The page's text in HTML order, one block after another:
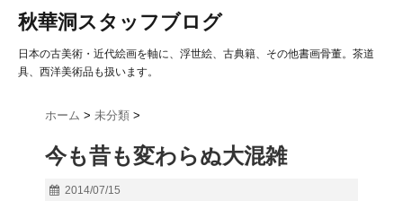
秋華洞スタッフブログ
日本の古美術・近代絵画を軸に、浮世絵、古典籍、その他書画骨董。茶道
具、西洋美術品も扱います。
ホーム > 未分類 >
今も昔も変わらぬ大混雑
2014/07/15